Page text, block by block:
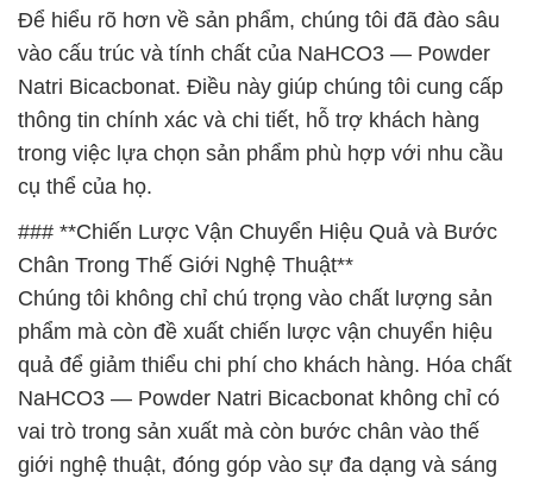
Để hiểu rõ hơn về sản phẩm, chúng tôi đã đào sâu
vào cấu trúc và tính chất của NaHCO3 — Powder
Natri Bicacbonat. Điều này giúp chúng tôi cung cấp
thông tin chính xác và chi tiết, hỗ trợ khách hàng
trong việc lựa chọn sản phẩm phù hợp với nhu cầu
cụ thể của họ.
### **Chiến Lược Vận Chuyển Hiệu Quả và Bước
Chân Trong Thế Giới Nghệ Thuật**
Chúng tôi không chỉ chú trọng vào chất lượng sản
phẩm mà còn đề xuất chiến lược vận chuyển hiệu
quả để giảm thiểu chi phí cho khách hàng. Hóa chất
NaHCO3 — Powder Natri Bicacbonat không chỉ có
vai trò trong sản xuất mà còn bước chân vào thế
giới nghệ thuật, đóng góp vào sự đa dạng và sáng